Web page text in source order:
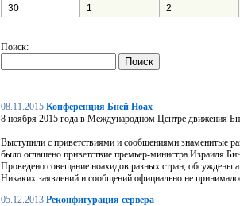
30
1 2
Поиск:
08.11.2015 Конференция Бней Ноах
8 ноября 2015 года в Международном Центре движения
Выступили с приветствиями и сообщениями знаменитые
было оглашено приветствие премьер-министра Израиля
Проведено совещание ноахидов разных стран, обсуждены
Никаких заявлений и сообщений официально не
05.12.2013 Реконфигурация сервера